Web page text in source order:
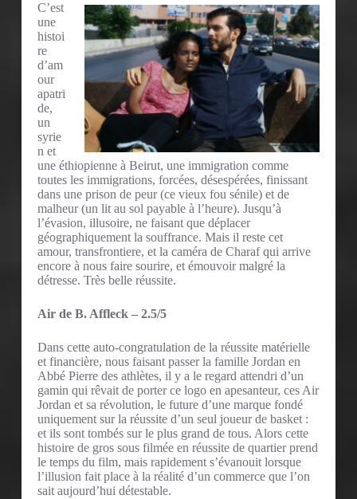
C’est
une
histoi
re
d’am
our
apatri
de,
un
syrie
n et
une éthiopienne à Beirut, une immigration comme
toutes les immigrations, forcées, désespérées, finissant
dans une prison de peur (ce vieux fou sénile) et de
malheur (un lit au sol payable à l’heure). Jusqu’à
l’évasion, illusoire, ne faisant que déplacer
géographiquement la souffrance. Mais il reste cet
amour, transfrontiere, et la caméra de Charaf qui arrive
encore à nous faire sourire, et émouvoir malgré la
détresse. Très belle réussite.
Air de B. Affleck – 2.5/5
Dans cette auto-congratulation de la réussite matérielle
et financière, nous faisant passer la famille Jordan en
Abbé Pierre des athlètes, il y a le regard attendri d’un
gamin qui rêvait de porter ce logo en apesanteur, ces Air
Jordan et sa révolution, le future d’une marque fondé
uniquement sur la réussite d’un seul joueur de basket :
et ils sont tombés sur le plus grand de tous. Alors cette
histoire de gros sous filmée en réussite de quartier prend
le temps du film, mais rapidement s’évanouit lorsque
l’illusion fait place à la réalité d’un commerce que l’on
sait aujourd’hui détestable.